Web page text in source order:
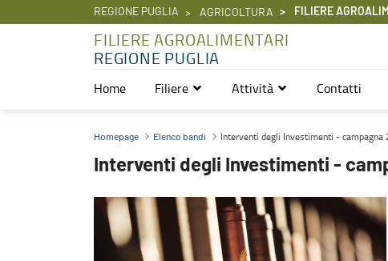
REGIONE PUGLIA AGRICOLTURA FILIERE
FILIERE AGROALIMENTARI
REGIONE PUGLIA
Home Filiere Attività Contatti
Interventi degli Investimenti - campagna 2025-2026 - Filiere
Homepage Elenco bandi Interventi degli Investimenti -
Interventi degli Investimenti -